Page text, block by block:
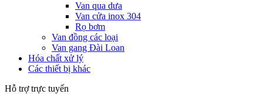
Van qua dưa
Van cửa inox 304
Rọ bơm
Van đồng các loại
Van gang Đài Loan
Hóa chất xử lý
Các thiết bị khác
Hỗ trợ trực tuyến